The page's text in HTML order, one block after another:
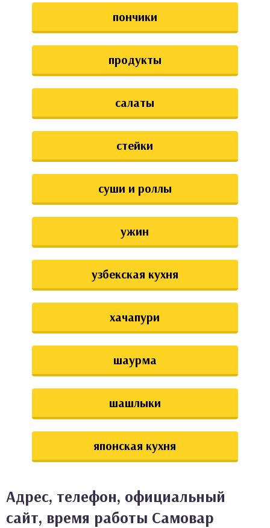
пончики
продукты
салаты
стейки
суши и роллы
ужин
узбекская кухня
хачапури
шаурма
шашлыки
японская кухня
Адрес, телефон, официальный
сайт, время работы Самовар